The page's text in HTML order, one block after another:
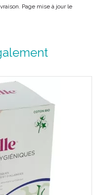
Page mise à jour le